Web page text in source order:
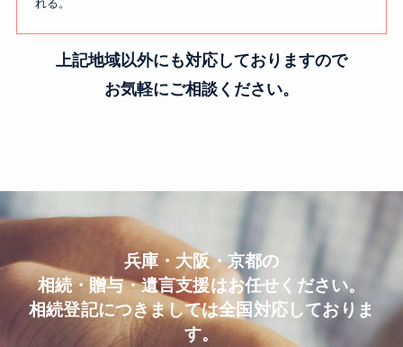
れる。
上記地域以外にも対応しておりますので
お気軽にご相談ください。
兵庫・大阪・京都の
相続・贈与・遺言支援はお任せください。
相続登記につきましては全国対応しておりま
す。